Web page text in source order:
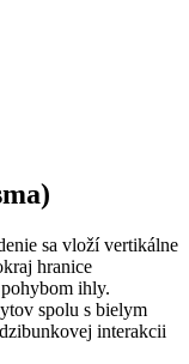
sa vloží vertikálne
hranice
ihly.
spolu s bielym
interakcii